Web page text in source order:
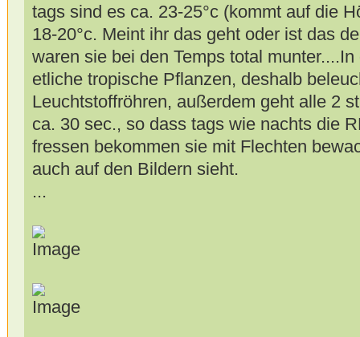
tags sind es ca. 23-25°c (kommt auf die
18-20°c. Meint ihr das geht oder ist das
waren sie bei den Temps total
etliche tropische Pflanzen, deshalb
Leuchtstoffröhren, außerdem geht alle 2
ca. 30 sec., so dass tags wie nachts die
fressen bekommen sie mit Flechten
auch auf den Bildern sieht.
...